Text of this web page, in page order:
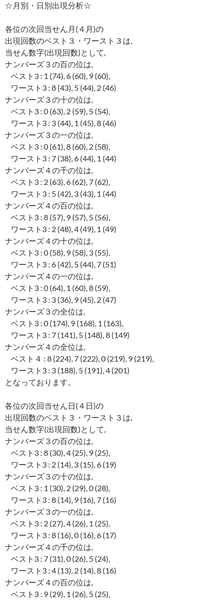
☆月別・日別出現分析☆
各位の次回当せん月( 4 月)の
出現回数のベスト３・ワースト３は,
当せん数字(出現回数)として,
ナンバーズ３の百の位は,
ベスト3 : 1 (74), 6 (60), 9 (60),
ワースト3 : 8 (43), 5 (44), 2 (46)
ナンバーズ３の十の位は,
ベスト3 : 0 (63), 2 (59), 5 (54),
ワースト3 : 3 (44), 1 (45), 8 (46)
ナンバーズ３の一の位は,
ベスト3 : 0 (61), 8 (60), 2 (58),
ワースト3 : 7 (38), 6 (44), 1 (44)
ナンバーズ４の千の位は,
ベスト3 : 2 (63), 6 (62), 7 (62),
ワースト3 : 5 (42), 3 (43), 1 (44)
ナンバーズ４の百の位は,
ベスト3 : 8 (57), 9 (57), 5 (56),
ワースト3 : 2 (48), 4 (49), 1 (49)
ナンバーズ４の十の位は,
ベスト3 : 0 (58), 9 (58), 3 (55),
ワースト3 : 6 (42), 5 (44), 7 (51)
ナンバーズ４の一の位は,
ベスト3 : 0 (64), 1 (60), 8 (59),
ワースト3 : 3 (36), 9 (45), 2 (47)
ナンバーズ３の全位は,
ベスト3 : 0 (174), 9 (168), 1 (163),
ワースト3 : 7 (141), 5 (148), 8 (149)
ナンバーズ４の全位は,
ベスト４ : 8 (224), 7 (222), 0 (219), 9 (219),
ワースト3 : 3 (188), 5 (191), 4 (201)
となっております。
各位の次回当せん日( 4 日)の
出現回数のベスト３・ワースト３は,
当せん数字(出現回数)として,
ナンバーズ３の百の位は,
ベスト3 : 8 (30), 4 (25), 9 (25),
ワースト3 : 2 (14), 3 (15), 6 (19)
ナンバーズ３の十の位は,
ベスト3 : 1 (30), 2 (29), 0 (28),
ワースト3 : 8 (14), 9 (16), 7 (16)
ナンバーズ３の一の位は,
ベスト3 : 2 (27), 4 (26), 1 (25),
ワースト3 : 8 (16), 0 (16), 6 (17)
ナンバーズ４の千の位は,
ベスト3 : 7 (31), 0 (26), 5 (24),
ワースト3 : 4 (13), 2 (14), 8 (16)
ナンバーズ４の百の位は,
ベスト3 : 9 (29), 1 (26), 5 (25),